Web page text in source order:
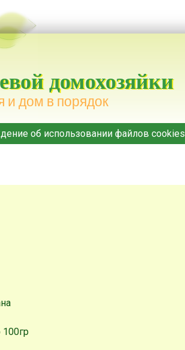
домохозяйки
и дом в порядок
об использовании файлов cookies